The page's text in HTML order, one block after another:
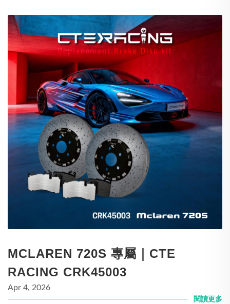
MCLAREN 720S 專屬｜CTE
RACING CRK45003
Apr 4, 2026
閱讀更多